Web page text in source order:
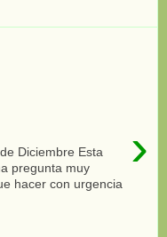
›
Diciembre Esta
pregunta muy
hacer con urgencia